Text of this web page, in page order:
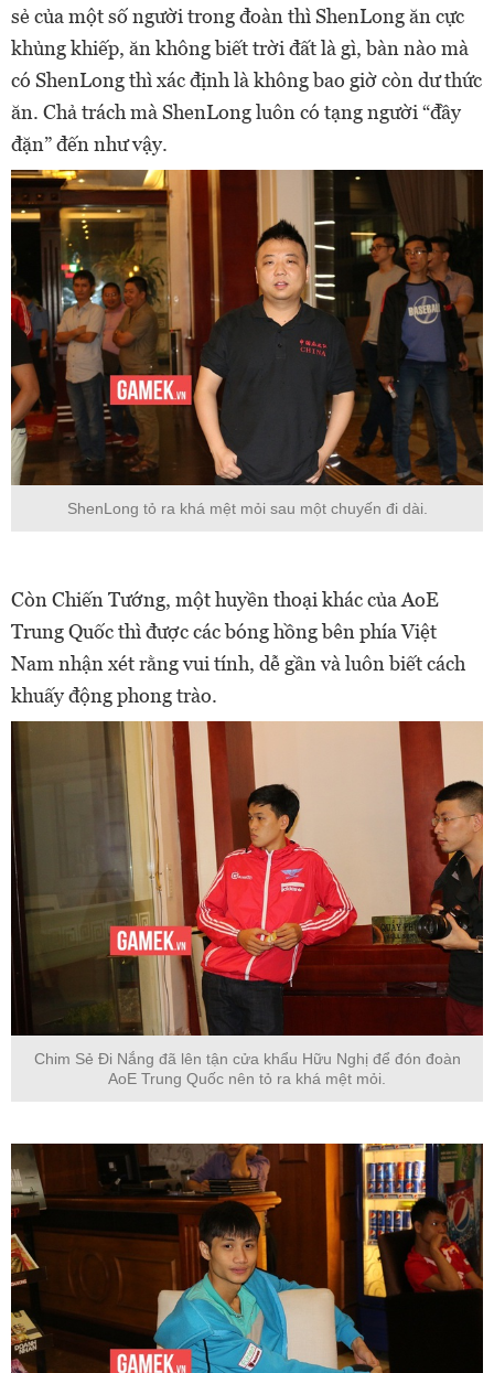
sẻ của một số người trong đoàn thì ShenLong ăn cực
khủng khiếp, ăn không biết trời đất là gì, bàn nào mà
có ShenLong thì xác định là không bao giờ còn dư thức
ăn. Chả trách mà ShenLong luôn có tạng người “đầy
đặn” đến như vậy.
ShenLong tỏ ra khá mệt mỏi sau một chuyến đi dài.
Còn Chiến Tướng, một huyền thoại khác của AoE
Trung Quốc thì được các bóng hồng bên phía Việt
Nam nhận xét rằng vui tính, dễ gần và luôn biết cách
khuấy động phong trào.
Chim Sẻ Đi Nắng đã lên tận cửa khẩu Hữu Nghị để đón đoàn
AoE Trung Quốc nên tỏ ra khá mệt mỏi.